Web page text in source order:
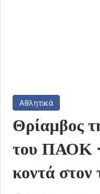
Αθλητικά
Θρίαμβος
του ΠΑΟΚ
κοντά στον